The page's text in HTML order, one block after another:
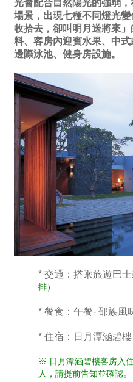
光會配合自然陽光的強弱
場景，出現七種不同燈光
收拾去，卻叫明月送將來
料、客房內迎賓水果、中
邊際泳池、健身房設施。
* 交通：搭乘旅遊巴
排）
* 餐食：午餐- 邵族
* 住宿：日月潭涵碧
※ 日月潭涵碧樓客房入
人，請提前告知並確認。